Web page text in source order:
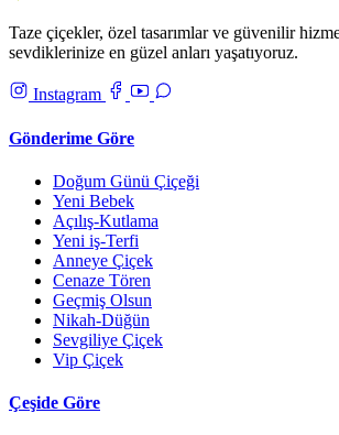
Taze çiçekler, özel tasarımlar ve güvenilir
sevdiklerinize en güzel anları yaşatıyoruz.
Instagram
Gönderime Göre
Doğum Günü Çiçeği
Yeni Bebek
Açılış-Kutlama
Yeni iş-Terfi
Anneye Çiçek
Cenaze Tören
Geçmiş Olsun
Nikah-Düğün
Sevgiliye Çiçek
Vip Çiçek
Çeşide Göre